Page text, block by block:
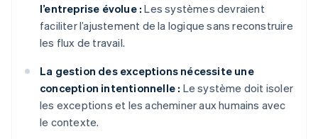
l’entreprise évolue : Les systèmes devraient
faciliter l’ajustement de la logique sans reconstruire
les flux de travail.
La gestion des exceptions nécessite une
conception intentionnelle : Le système doit isoler
les exceptions et les acheminer aux humains avec
le contexte.